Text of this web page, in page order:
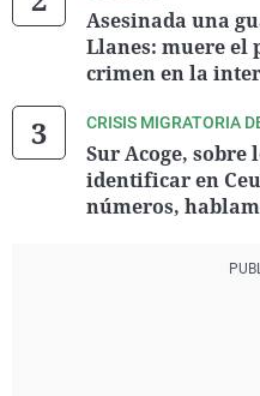
Asesinada una
Llanes: muere el
crimen en la
CRISIS MIGRATORIA
Sur Acoge, sobre
identificar en
números,